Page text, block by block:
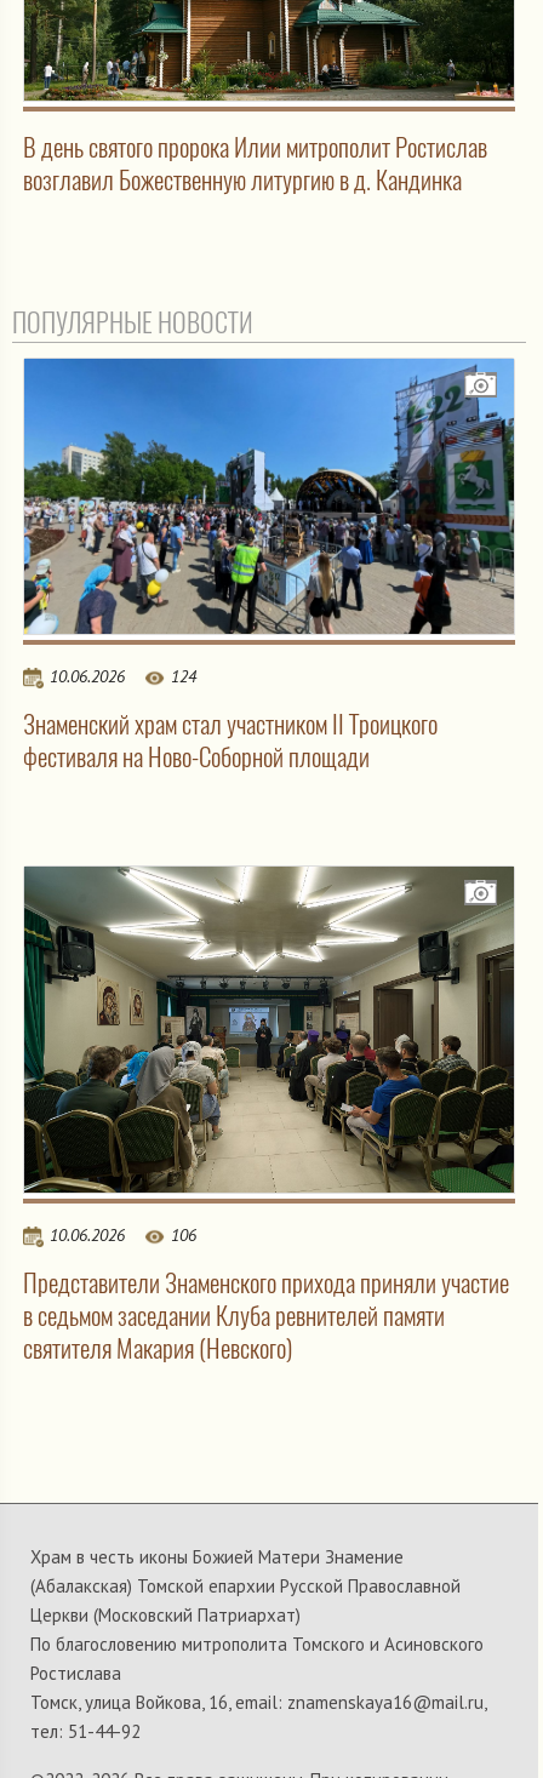
В день святого пророка Илии митрополит Ростислав
возглавил Божественную литургию в д. Кандинка
ПОПУЛЯРНЫЕ НОВОСТИ
10.06.2026 124
Знаменский храм стал участником II Троицкого
фестиваля на Ново-Соборной площади
10.06.2026 106
Представители Знаменского прихода приняли участие
в седьмом заседании Клуба ревнителей памяти
святителя Макария (Невского)
Храм в честь иконы Божией Матери Знамение
(Абалакская) Томской епархии Русской Православной
Церкви (Московский Патриархат)
По благословению митрополита Томского и Асиновского
Ростислава
Томск, улица Войкова, 16, email: znamenskaya16@mail.ru,
тел: 51-44-92